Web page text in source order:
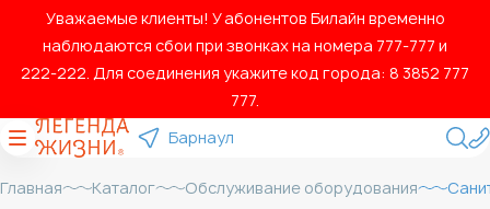
Уважаемые клиенты! У абонентов Билайн временно
наблюдаются сбои при звонках на номера 777‑777 и
222‑222. Для соединения укажите код города: 8 3852 777
777.
Барнаул
Главная Каталог Обслуживание оборудования